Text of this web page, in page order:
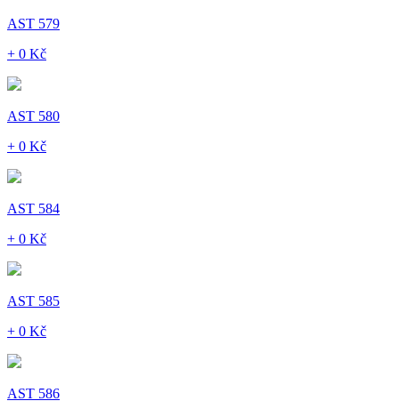
AST 579
+ 0 Kč
AST 580
+ 0 Kč
AST 584
+ 0 Kč
AST 585
+ 0 Kč
AST 586